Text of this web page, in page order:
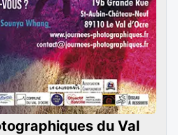
du Val